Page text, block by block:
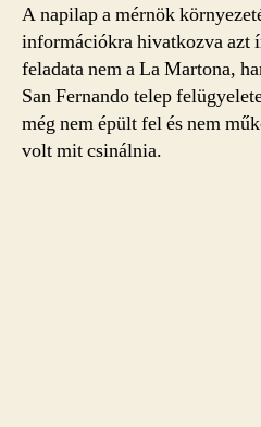
A napilap a mérnök
információkra hivatkozva azt
feladata nem a La Martona,
San Fernando telep
még nem épült fel és nem
volt mit csinálnia.